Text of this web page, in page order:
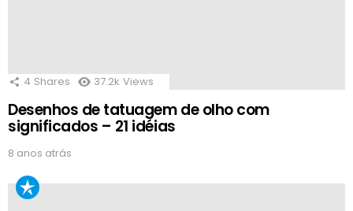
4 Shares 37.2k Views
Desenhos de tatuagem de olho com
significados – 21 idéias
8 anos atrás